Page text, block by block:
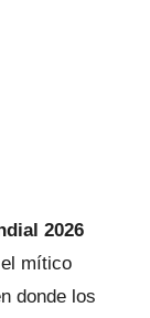
2026
mítico
donde los